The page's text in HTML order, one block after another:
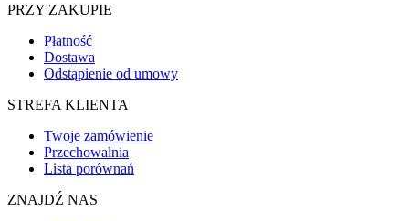
PRZY ZAKUPIE
Płatność
Dostawa
Odstąpienie od umowy
STREFA KLIENTA
Twoje zamówienie
Przechowalnia
Lista porównań
ZNAJDŹ NAS